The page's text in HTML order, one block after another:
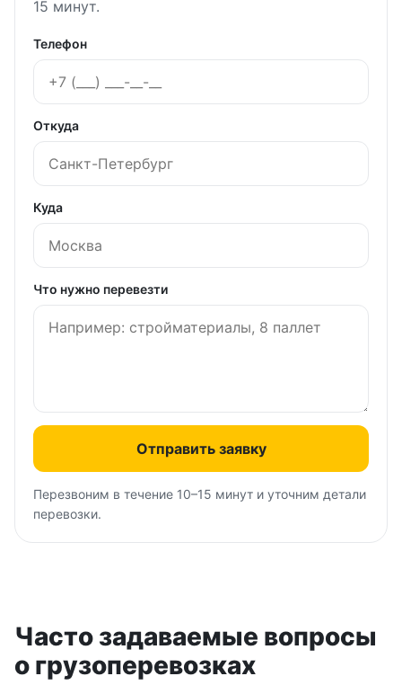
15 минут.
Телефон
Откуда
Куда
Что нужно перевезти
Отправить заявку
Перезвоним в течение 10–15 минут и уточним детали
перевозки.
Часто задаваемые вопросы
о грузоперевозках